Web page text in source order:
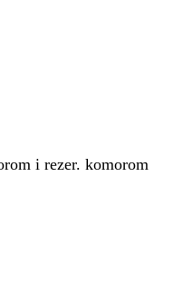
i rezer. komorom